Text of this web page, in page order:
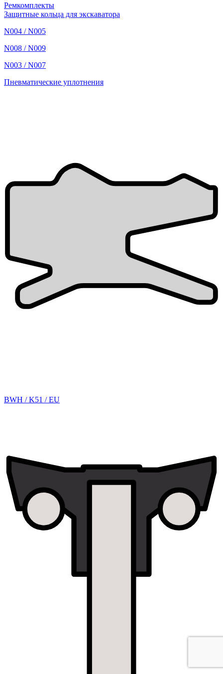
Ремкомплекты
Защитные кольца для экскаватора
N004 / N005
N008 / N009
N003 / N007
Пневматические уплотнения
BWH / K51 / EU